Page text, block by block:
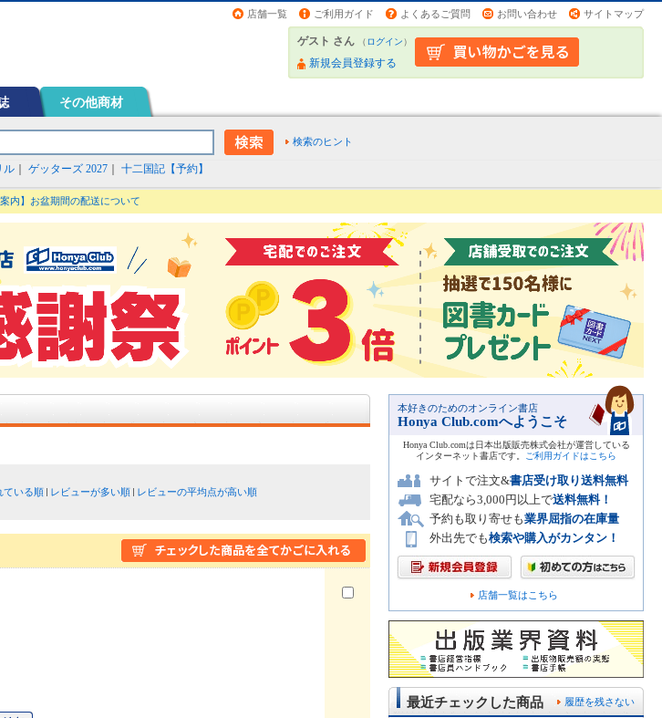
店舗一覧 ご利用ガイド よくあるご質問 お問い合わせ サイトマップ
ゲスト さん （ログイン）
新規会員登録する
その他商材
検索のヒント
ル ゲッターズ 2027 十二国記【予約】
案内】お盆期間の配送について
ている順 レビューが多い順
レビューの平均点が高い順
本好きのためのオンライン書店
Honya Club.comへようこそ
Honya Club.comは日本出版販売株式会社が運営している
インターネット書店です。
ご利用ガイドはこちら
サイトで注文&書店受け取り送料無料
宅配なら3,000円以上で送料無料！
予約も取り寄せも業界屈指の在庫量
外出先でも検索や購入がカンタン！
店舗一覧はこちら
履歴を残さない
最近チェックした商品